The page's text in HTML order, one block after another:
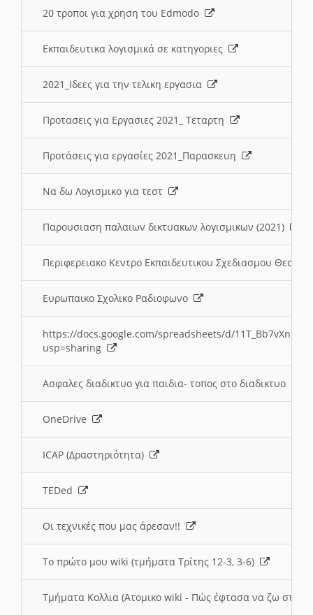
20 τροποι για χρηση του Edmodo
Εκπαιδευτικα λογισμικά σε κατηγοριες
2021_Ιδεες για την τελικη εργασια
Προτασεις για Εργασιες 2021_ Τεταρτη
Προτάσεις για εργασίες 2021_Παρασκευη
Να δω Λογισμικο για τεστ
Παρουσιαση παλαιων δικτυακων λογισμικων (2021)
Περιφερειακο Κεντρο Εκπαιδευτικου Σχεδιασμου
Ευρωπαικο Σχολικο Ραδιοφωνο
https://docs.google.com/spreadsheets/d/
usp=sharing
Ασφαλες διαδικτυο για παιδια- τοπος στο διαδικτυο
OneDrive
ICAP (Δραστηριότητα)
TEDed
Οι τεχνικές που μας άρεσαν!!
Το πρώτο μου wiki (τμήματα Τρίτης 12-3, 3-6)
Τμήματα Κολλια (Ατομικο wiki - Πώς έφτασα να ζω στην